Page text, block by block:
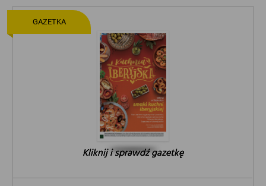
Kliknij i sprawdź gazetkę
Kliknij i sprawdź gazetkę
Kliknij i sprawdź gazetkę
GAZETKA